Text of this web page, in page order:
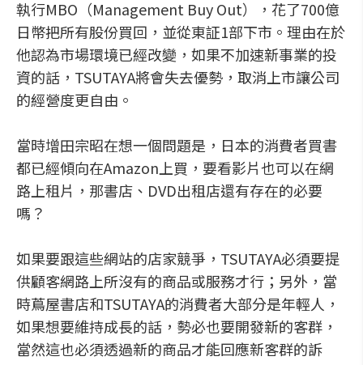
執行MBO（Management Buy Out），花了700億
日幣把所有股份買回，並從東証1部下市。理由在於
他認為市場環境已經改變，如果不加速新事業的投
資的話，TSUTAYA將會失去優勢，取消上市讓公司
的經營度更自由。
當時增田宗昭在想一個問題是，日本的消費者買書
都已經傾向在Amazon上買，要看影片也可以在網
路上租片，那書店、DVD出租店還有存在的必要
嗎？
如果要跟這些網站的店家競爭，TSUTAYA必須要提
供顧客網路上所沒有的商品或服務才行；另外，當
時蔦屋書店和TSUTAYA的消費者大部分是年輕人，
如果想要維持成長的話，勢必也要開發新的客群，
當然這也必須透過新的商品才能回應新客群的訴